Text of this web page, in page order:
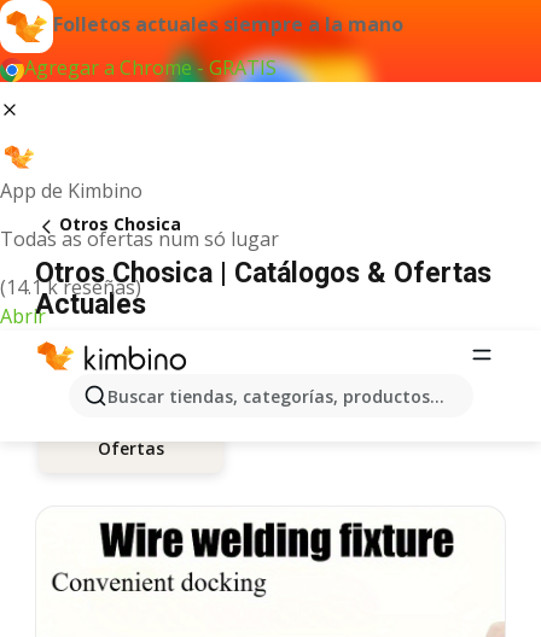
Folletos actuales siempre a la mano
Agregar a Chrome - GRATIS
App de Kimbino
Todas as ofertas num só lugar
(14.1 k reseñas)
Abrir
Buscar tiendas, categorías, productos...
Otros Chosica
Otros Chosica | Catálogos & Ofertas
Actuales
Ofertas